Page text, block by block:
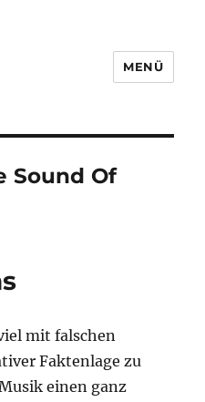
MENÜ
Sound Of
mit falschen
Faktenlage zu
einen ganz